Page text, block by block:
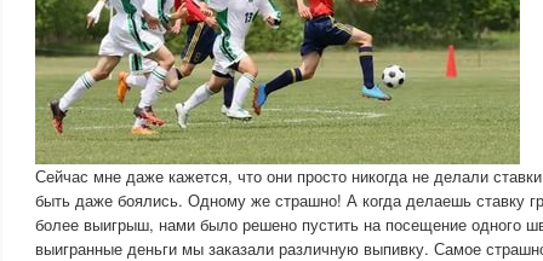
Сейчас мне даже кажется, что они просто никогда не делали
быть даже боялись. Одному же страшно! А когда делаешь ставку
более выигрыш, нами было решено пустить на посещение одного
выигранные деньги мы заказали различную выпивку. Самое